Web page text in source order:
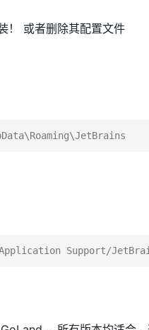
！ 或者删除其配置文件